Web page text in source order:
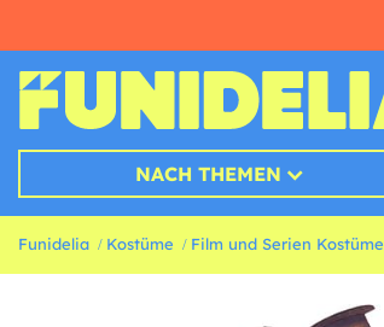
NACH THEMEN
Funidelia Kostüme Film und Serien Kostüme